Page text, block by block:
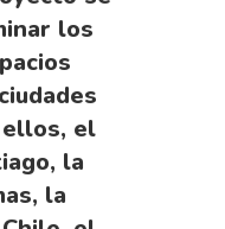
los
el
la
la